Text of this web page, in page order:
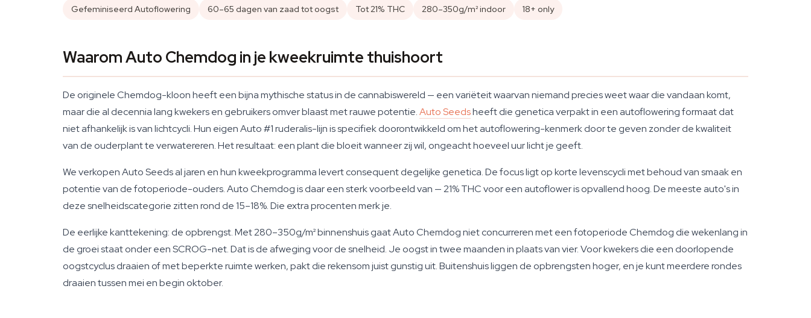
Gefeminiseerd Autoflowering 60–65 dagen van zaad tot oogst Tot 21% THC 280–350g/m² indoor 18+ only
Waarom Auto Chemdog in je kweekruimte thuishoort
De originele Chemdog-kloon heeft een bijna mythische status in de cannabiswereld — een variëteit waarvan niemand precies weet waar die vandaan komt,
maar die al decennia lang kwekers en gebruikers omver blaast met rauwe potentie.Auto Seedsheeft die genetica verpakt in een autoflowering formaat dat
niet afhankelijk is van lichtcycli. Hun eigen Auto #1 ruderalis-lijn is specifiek doorontwikkeld om het autoflowering-kenmerk door te geven zonder de kwaliteit
van de ouderplant te verwatereren. Het resultaat: een plant die bloeit wanneer zij wil, ongeacht hoeveel uur licht je geeft.
We verkopen Auto Seeds al jaren en hun kweekprogramma levert consequent degelijke genetica. De focus ligt op korte levenscycli met behoud van smaak en
potentie van de fotoperiode-ouders. Auto Chemdog is daar een sterk voorbeeld van — 21% THC voor een autoflower is opvallend hoog. De meeste auto's in
deze snelheidscategorie zitten rond de 15–18%. Die extra procenten merk je.
De eerlijke kanttekening: de opbrengst. Met 280–350g/m² binnenshuis gaat Auto Chemdog niet concurreren met een fotoperiode Chemdog die wekenlang in
de groei staat onder een SCROG-net. Dat is de afweging voor de snelheid. Je oogst in twee maanden in plaats van vier. Voor kwekers die een doorlopende
oogstcyclus draaien of met beperkte ruimte werken, pakt die rekensom juist gunstig uit. Buitenshuis liggen de opbrengsten hoger, en je kunt meerdere rondes
draaien tussen mei en begin oktober.